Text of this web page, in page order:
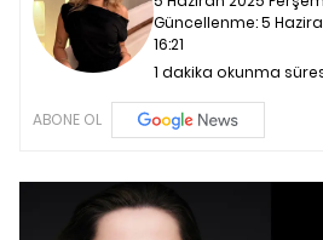
Güncellenme:5
16:21
1 dakika okunma
ABONE OL